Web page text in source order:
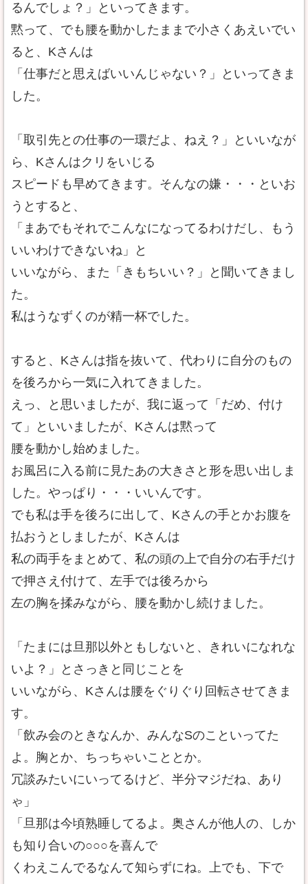
るんでしょ？」といってきます。
黙って、でも腰を動かしたままで小さくあえいでい
ると、Kさんは
「仕事だと思えばいいんじゃない？」といってきま
した。
「取引先との仕事の一環だよ、ねえ？」といいなが
ら、Kさんはクリをいじる
スピードも早めてきます。そんなの嫌・・・といお
うとすると、
「まあでもそれでこんなになってるわけだし、もう
いいわけできないね」と
いいながら、また「きもちいい？」と聞いてきまし
た。
私はうなずくのが精一杯でした。
すると、Kさんは指を抜いて、代わりに自分のもの
を後ろから一気に入れてきました。
えっ、と思いましたが、我に返って「だめ、付け
て」といいましたが、Kさんは黙って
腰を動かし始めました。
お風呂に入る前に見たあの大きさと形を思い出しま
した。やっぱり・・・いいんです。
でも私は手を後ろに出して、Kさんの手とかお腹を
払おうとしましたが、Kさんは
私の両手をまとめて、私の頭の上で自分の右手だけ
で押さえ付けて、左手では後ろから
左の胸を揉みながら、腰を動かし続けました。
「たまには旦那以外ともしないと、きれいになれな
いよ？」とさっきと同じことを
いいながら、Kさんは腰をぐりぐり回転させてきま
す。
「飲み会のときなんか、みんなSのこといってた
よ。胸とか、ちっちゃいこととか。
冗談みたいにいってるけど、半分マジだね、あり
ゃ」
「旦那は今頃熟睡してるよ。奥さんが他人の、しか
も知り合いの○○○を喜んで
くわえこんでるなんて知らずにね。上でも、下で